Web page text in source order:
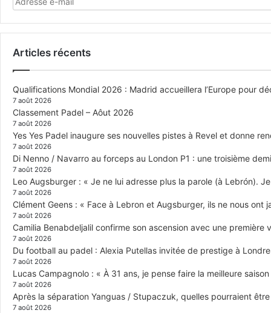
Articles récents
Qualifications Mondial 2026 : Madrid accueillera l’Europe pour
7 août 2026
Classement Padel – Aôut 2026
7 août 2026
Yes Yes Padel inaugure ses nouvelles pistes à Revel et donne
7 août 2026
Di Nenno / Navarro au forceps au London P1 : une troisième
7 août 2026
Leo Augsburger : « Je ne lui adresse plus la parole (à Lebrón).
7 août 2026
Clément Geens : « Face à Lebron et Augsburger, ils ne nous ont
7 août 2026
Camilia Benabdeljalil confirme son ascension avec une première
7 août 2026
Du football au padel : Alexia Putellas invitée de prestige à
7 août 2026
Lucas Campagnolo : « À 31 ans, je pense faire la meilleure
7 août 2026
Après la séparation Yanguas / Stupaczuk, quelles pourraient
7 août 2026